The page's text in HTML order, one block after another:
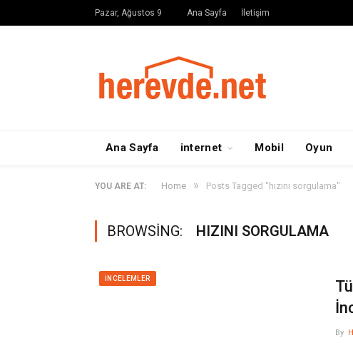
Pazar, Ağustos 9 Ana Sayfa İletişim
Ana Sayfa internet Mobil Oyun
YOU ARE AT: Home » Posts Tagged "hızını sorgulama"
BROWSING: HIZINI SORGULAMA
İNCELEMLER
By